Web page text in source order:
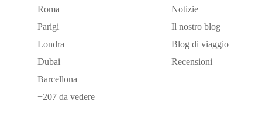
Roma
Parigi
Londra
Dubai
Barcellona
+207 da vedere
Notizie
Il nostro blog
Blog di viaggio
Recensioni